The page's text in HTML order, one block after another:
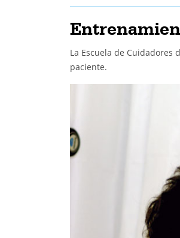
La Escuela de
paciente.